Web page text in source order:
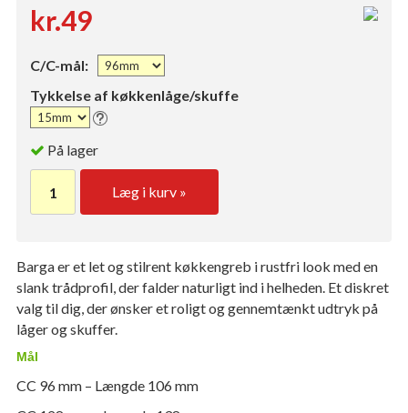
kr.49
C/C-mål:
Tykkelse af køkkenlåge/skuffe
På lager
Læg i kurv »
Barga er et let og stilrent køkkengreb i rustfri look med en
slank trådprofil, der falder naturligt ind i helheden. Et diskret
valg til dig, der ønsker et roligt og gennemtænkt udtryk på
låger og skuffer.
Mål
CC 96 mm – Længde 106 mm